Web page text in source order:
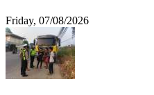
Friday, 07/08/2026